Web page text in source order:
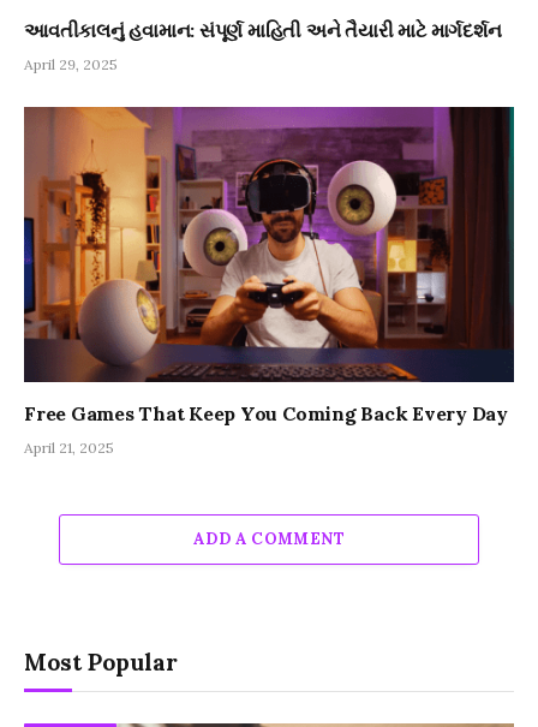
આવતીકાલનું હવામાન: સંપૂર્ણ માહિતી અને તૈયારી માટે માર્ગદર્શન
April 29, 2025
Free Games That Keep You Coming Back Every Day
April 21, 2025
ADD A COMMENT
Most Popular